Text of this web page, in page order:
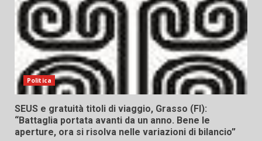
Politica
SEUS e gratuità titoli di viaggio, Grasso (FI):
“Battaglia portata avanti da un anno. Bene le
aperture, ora si risolva nelle variazioni di bilancio”